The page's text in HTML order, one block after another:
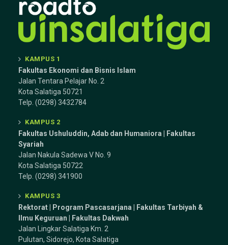
KAMPUS 1
Fakultas Ekonomi dan Bisnis Islam
Jalan Tentara Pelajar No. 2
Kota Salatiga 50721
Telp. (0298) 3432784
KAMPUS 2
Fakultas Ushuluddin, Adab dan Humaniora | Fakultas
Syariah
Jalan Nakula Sadewa V No. 9
Kota Salatiga 50722
Telp. (0298) 341900
KAMPUS 3
Rektorat | Program Pascasarjana | Fakultas Tarbiyah &
Ilmu Keguruan |
Fakultas Dakwah
Jalan Lingkar Salatiga Km. 2
Pulutan, Sidorejo, Kota Salatiga